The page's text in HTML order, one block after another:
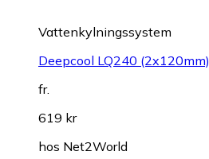
Vattenkylningssystem
Deepcool LQ240 (2x120mm)
fr.
619 kr
hos Net2World